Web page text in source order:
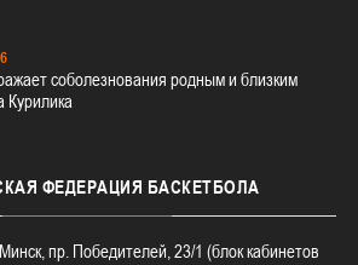
соболезнования родным и близким
Курилика
ФЕДЕРАЦИЯ БАСКЕТБОЛА
пр. Победителей, 23/1 (блок кабинетов